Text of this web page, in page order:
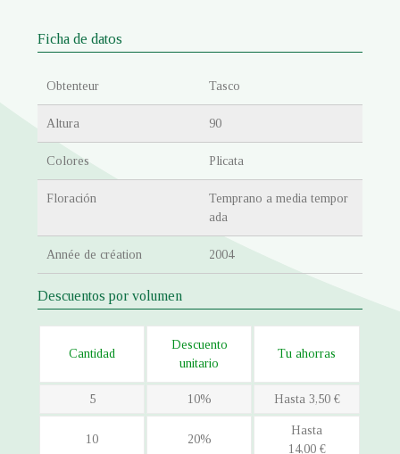
Ficha de datos
Obtenteur Tasco
Altura 90
Colores Plicata
Floración
Temprano a media tempor
ada
Année de création 2004
Descuentos por volumen
Cantidad
Descuento
unitario
Tu ahorras
5 10% Hasta 3,50 €
10 20%
Hasta
14,00 €